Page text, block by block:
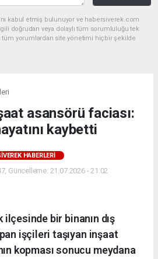
kabul etmiş bulunuyor ve habersiverek.com
doğrudan veya dolaylı tüm sorumluluğu tek
tüm yorumlardan site yönetimi hiçbir şekilde
asansörü faciası:
kaybetti
HABERLERI
Güncelleme: 21.07.2026 - 21:02
ilçesinde bir binanın dış
işçileri taşıyan inşaat
kopması sonucu meydana